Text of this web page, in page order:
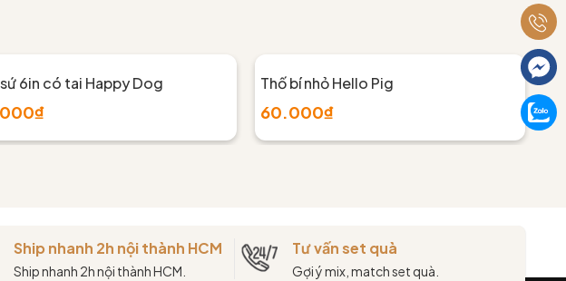
6in có tai Happy Dog Thố bí nhỏ Hello Pig
60.000₫
Ship nhanh 2h nội thành HCM
Ship nhanh 2h nội thành HCM.
Tư vấn set quà
Gợi ý mix, match set quà.